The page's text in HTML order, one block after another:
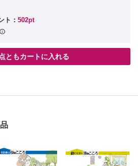
ト： 502pt
ともカートに入れる